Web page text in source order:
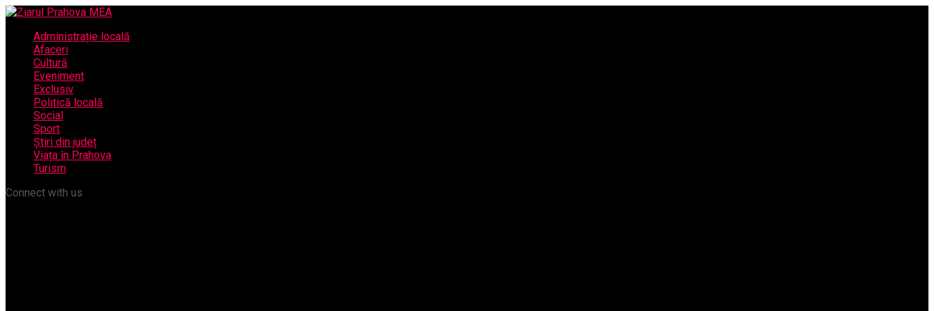
Administrație locală
Afaceri
Cultură
Eveniment
Exclusiv
Politică locală
Social
Sport
Știri din județ
Viața în Prahova
Turism
Connect with us